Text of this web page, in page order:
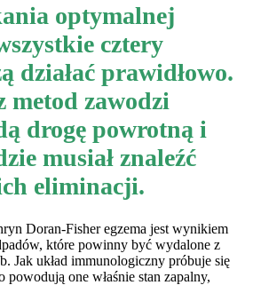
optymalnej
cztery
działać prawidłowo.
metod zawodzi
drogę powrotną i
musiał znaleźć
eliminacji.
Doran-Fisher egzema jest wynikiem
które powinny być wydalone z
Jak układ immunologiczny próbuje się
powodują one właśnie stan zapalny,